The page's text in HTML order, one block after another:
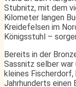
Stubnitz, mit dem
Kilometer langen
Kreidefelsen im
Königsstuhl –
Bereits in der
Sassnitz selber
kleines
Jahrhunderts einen